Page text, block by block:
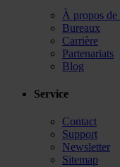
À propos de
Bureaux
Carrière
Partenariats
Blog
Service
Contact
Support
Newsletter
Sitemap